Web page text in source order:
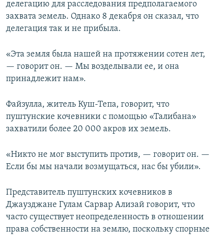
делегацию для расследования предполагаемого
захвата земель. Однако 8 декабря он сказал, что
делегация так и не прибыла.
«Эта земля была нашей на протяжении сотен лет,
— говорит он. — Мы возделывали ее, и она
принадлежит нам».
Файзулла, житель Куш-Тепа, говорит, что
пуштунские кочевники с помощью «Талибана»
захватили более 20 000 акров их земель.
«Никто не мог выступить против, — говорит он. —
Если бы мы начали возмущаться, нас бы убили».
Представитель пуштунских кочевников в
Джаузджане Гулам Сарвар Ализай говорит, что
часто существует неопределенность в отношении
права собственности на землю, поскольку спорные